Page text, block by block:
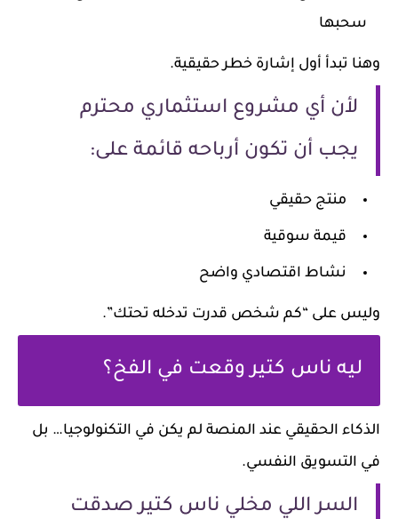
سحبها
وهنا تبدأ أول إشارة خطر حقيقية.
لأن أي مشروع استثماري محترم
يجب أن تكون أرباحه قائمة على:
منتج حقيقي
قيمة سوقية
نشاط اقتصادي واضح
وليس على “كم شخص قدرت تدخله تحتك”.
ليه ناس كتير وقعت في الفخ؟
الذكاء الحقيقي عند المنصة لم يكن في التكنولوجيا… بل
في التسويق النفسي.
السر اللي مخلي ناس كتير صدقت